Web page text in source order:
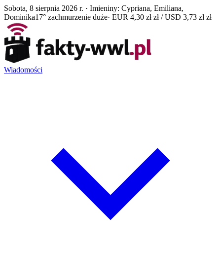
Sobota, 8 sierpnia 2026 r. · Imieniny: Cypriana, Emiliana,
Dominika17° zachmurzenie duże· EUR 4,30 zł zł / USD 3,73 zł zł
Wiadomości